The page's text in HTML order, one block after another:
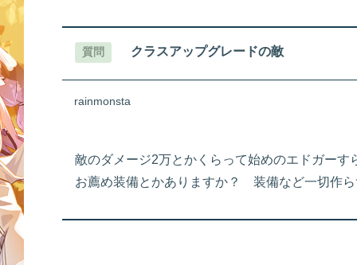
アップ
質問 クラスアップグレードの敵
rainmonsta
敵のダメージ2万とかくらって始めのエドガーす
お薦め装備とかありますか？ 装備など一切作